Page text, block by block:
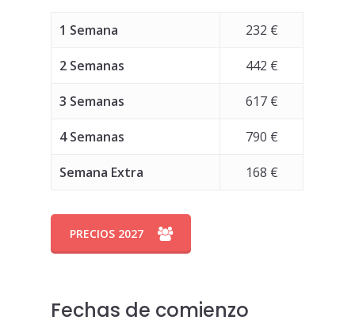
1 Semana 232 €
2 Semanas 442 €
3 Semanas 617 €
4 Semanas 790 €
Semana Extra 168 €
PRECIOS 2027
Fechas de comienzo